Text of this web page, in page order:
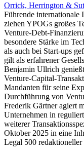
Orrick, Herrington &
Führende internationale
ziehen YPOGs großes
Venture-Debt-
besondere Stärke im
als auch bei Start-ups
gilt als erfahrener
Benjamin Ullrich
Venture-Capital-
Mandanten für seine
Durchführung von
Frederik Gärtner agiert
Unternehmen in
weiterer
Oktober 2025 in eine
Legal 500